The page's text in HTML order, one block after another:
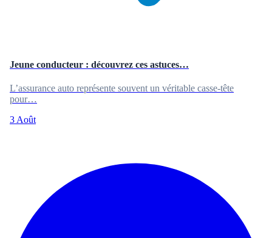
Jeune conducteur : découvrez ces astuces…
L’assurance auto représente souvent un véritable casse-tête
pour…
3 Août